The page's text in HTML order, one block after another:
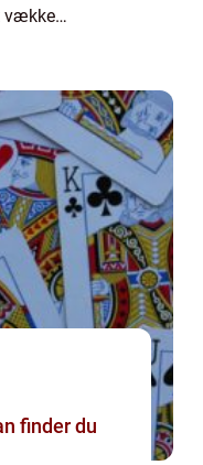
vække